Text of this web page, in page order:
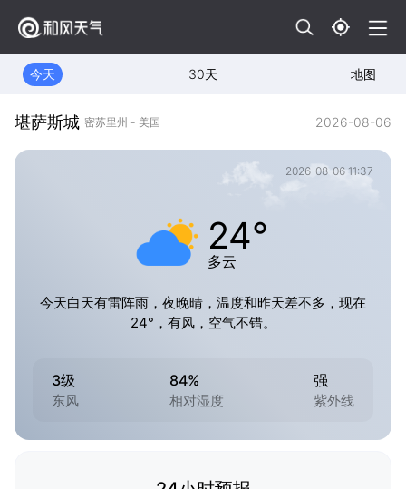
今天 30天 地图
堪萨斯城 密苏里州 - 美国 2026-08-06
2026-08-06 11:37
24°
多云
今天白天有雷阵雨，夜晚晴，温度和昨天差不多，现在
24°，有风，空气不错。
3级
东风
84%
相对湿度
强
紫外线